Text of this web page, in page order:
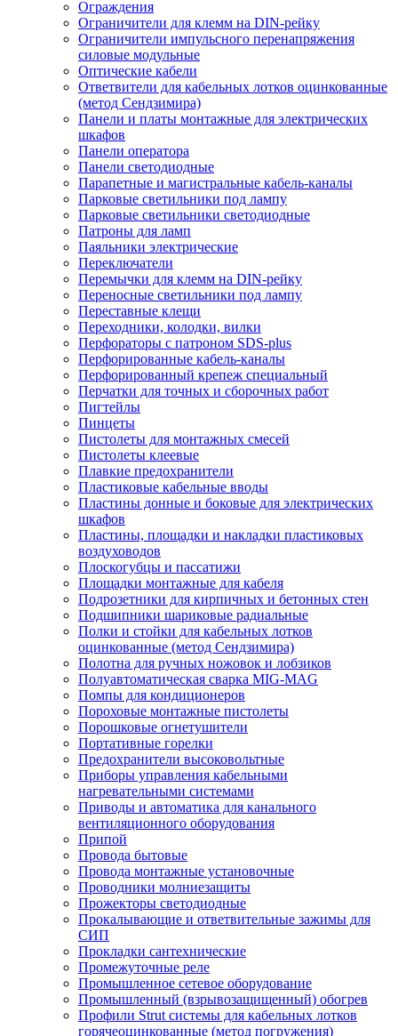
Ограждения
Ограничители для клемм на DIN-рейку
Ограничители импульсного перенапряжения
силовые модульные
Оптические кабели
Ответвители для кабельных лотков оцинкованные
(метод Сендзимира)
Панели и платы монтажные для электрических
шкафов
Панели оператора
Панели светодиодные
Парапетные и магистральные кабель-каналы
Парковые светильники под лампу
Парковые светильники светодиодные
Патроны для ламп
Паяльники электрические
Переключатели
Перемычки для клемм на DIN-рейку
Переносные светильники под лампу
Переставные клещи
Переходники, колодки, вилки
Перфораторы с патроном SDS-plus
Перфорированные кабель-каналы
Перфорированный крепеж специальный
Перчатки для точных и сборочных работ
Пигтейлы
Пинцеты
Пистолеты для монтажных смесей
Пистолеты клеевые
Плавкие предохранители
Пластиковые кабельные вводы
Пластины донные и боковые для электрических
шкафов
Пластины, площадки и накладки пластиковых
воздуховодов
Плоскогубцы и пассатижи
Площадки монтажные для кабеля
Подрозетники для кирпичных и бетонных стен
Подшипники шариковые радиальные
Полки и стойки для кабельных лотков
оцинкованные (метод Сендзимира)
Полотна для ручных ножовок и лобзиков
Полуавтоматическая сварка MIG-MAG
Помпы для кондиционеров
Пороховые монтажные пистолеты
Порошковые огнетушители
Портативные горелки
Предохранители высоковольтные
Приборы управления кабельными
нагревательными системами
Приводы и автоматика для канального
вентиляционного оборудования
Припой
Провода бытовые
Провода монтажные установочные
Проводники молниезащиты
Прожекторы светодиодные
Прокалывающие и ответвительные зажимы для
СИП
Прокладки сантехнические
Промежуточные реле
Промышленное сетевое оборудование
Промышленный (взрывозащищенный) обогрев
Профили Strut системы для кабельных лотков
горячеоцинкованные (метод погружения)